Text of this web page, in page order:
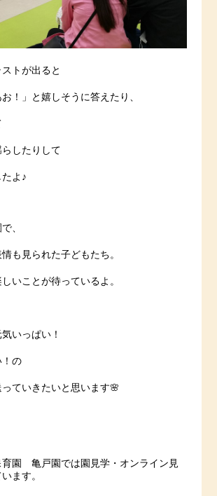
トが出ると
お！」と嬉しそうに答えたり、
したりして
よ♪
、
も見られた子どもたち。
いことが待っているよ。
いっぱい！
！の
ていきたいと思います🌸
育園 亀戸園では園見学・オンライン見
ます。